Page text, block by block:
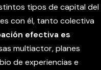
tipos de capital del
con él, tanto colectiva
efectiva es
multiactor, planes
de experiencias e